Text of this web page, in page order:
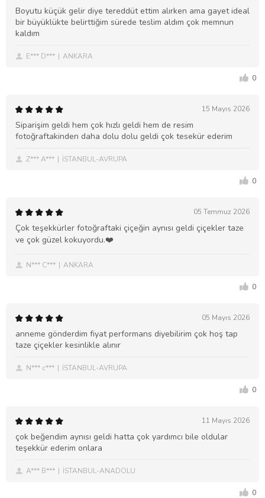
Boyutu küçük gelir diye tereddüt ettim alırken ama gayet ideal
bir büyüklükte belirttiğim sürede teslim aldım çok memnun
kaldım
E*** D*** ANKARA
0
15 Mayıs 2026
Siparişim geldi hem çok hızlı geldi hem de resim
fotoğraftakinden daha dolu dolu geldi çok tesekür ederim
Z*** A*** İSTANBUL-AVRUPA
0
05 Temmuz 2026
Çok teşekkürler fotoğraftaki çiçeğin aynısı geldi çiçekler taze
ve çok güzel kokuyordu.❤️
N*** C*** ANKARA
0
05 Mayıs 2026
anneme gönderdim fiyat performans diyebilirim çok hoş tap
taze çiçekler kesinlikle alınır
N*** c*** İSTANBUL-AVRUPA
0
11 Mayıs 2026
çok beğendim aynısı geldi hatta çok yardımcı bile oldular
teşekkür ederim onlara
A*** B*** İSTANBUL-ANADOLU
0